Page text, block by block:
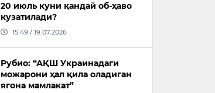
20 июль куни қандай об-ҳаво
кузатилади?
15:49 / 19.07.2026
Рубио: “АҚШ Украинадаги
можарони ҳал қила оладиган
ягона мамлакат”